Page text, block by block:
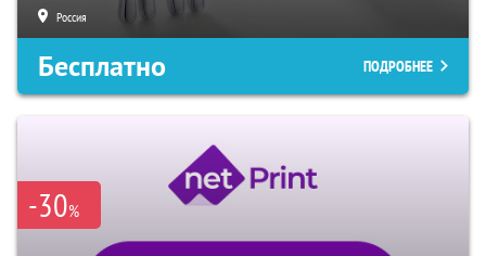
Россия
Бесплатно ПОДРОБНЕЕ
-30%